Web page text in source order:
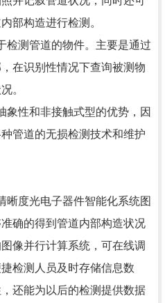
部构造进行检测。
测管道的物件。主要是通过
在识别性情况下查询被测物
。
性和非接触式型的优势，因
管道的无损检测技术和维护
度光电子器件智能化系统图
确的得到管道内部构造状况
像并行计算系统，可在线调
检测人员及时存储信息数
还能为以后的检测提供数据